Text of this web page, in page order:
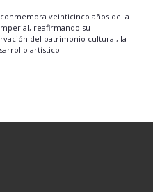
veinticinco años de la
reafirmando su
del patrimonio cultural, la
artístico.